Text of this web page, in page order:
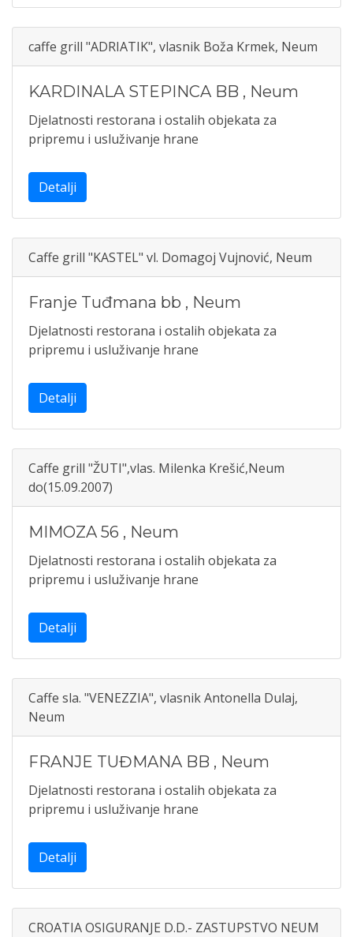
caffe grill "ADRIATIK", vlasnik Boža Krmek, Neum
KARDINALA STEPINCA BB , Neum
Djelatnosti restorana i ostalih objekata za
pripremu i usluživanje hrane
Detalji
Caffe grill "KASTEL" vl. Domagoj Vujnović, Neum
Franje Tuđmana bb , Neum
Djelatnosti restorana i ostalih objekata za
pripremu i usluživanje hrane
Detalji
Caffe grill "ŽUTI",vlas. Milenka Krešić,Neum
do(15.09.2007)
MIMOZA 56 , Neum
Djelatnosti restorana i ostalih objekata za
pripremu i usluživanje hrane
Detalji
Caffe sla. "VENEZZIA", vlasnik Antonella Dulaj,
Neum
FRANJE TUĐMANA BB , Neum
Djelatnosti restorana i ostalih objekata za
pripremu i usluživanje hrane
Detalji
CROATIA OSIGURANJE D.D.- ZASTUPSTVO NEUM